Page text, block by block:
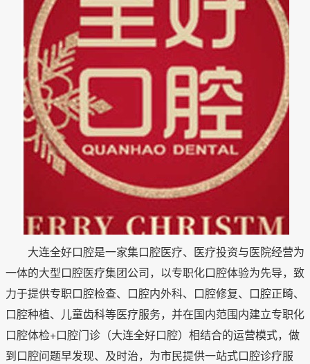
大连全好口腔是一家集口腔医疗、医疗投资与医院经营为
一体的大型口腔医疗集团公司，以专职化口腔体验为先导，致
力于提供专职口腔检查、口腔内外科、口腔修复、口腔正畸、
口腔种植、儿童齿科等医疗服务，并在国内范围内建立专职化
口腔体检+口腔门诊（大连全好口腔）相结合的运营模式，做
到口腔问题早发现、及时治，为市民提供一站式口腔诊疗服